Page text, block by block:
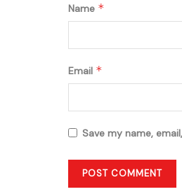
Name *
Email *
Save my name,